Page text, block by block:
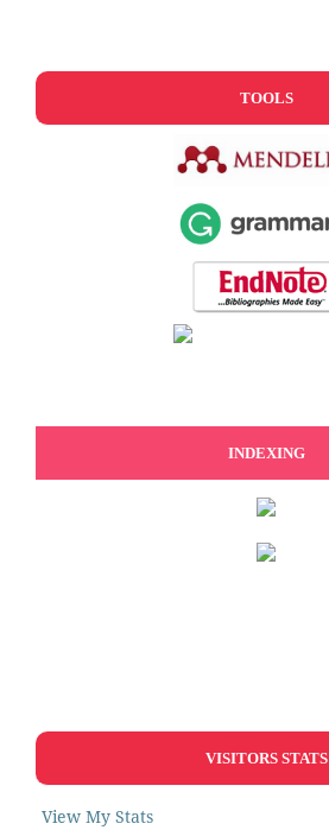
TOOLS
INDEXING
VISITORS STATS
View My Stats